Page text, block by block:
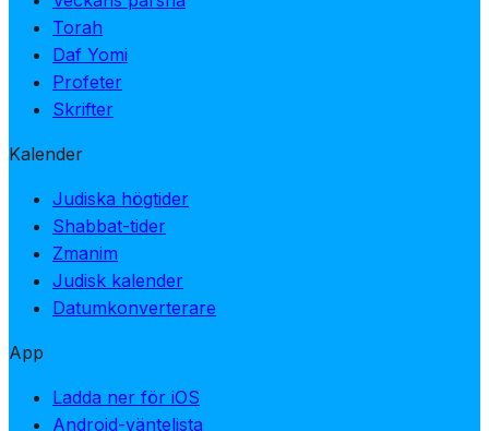
Torah
Daf Yomi
Profeter
Skrifter
Kalender
Judiska högtider
Shabbat-tider
Zmanim
Judisk kalender
Datumkonverterare
App
Ladda ner för iOS
Android-väntelista